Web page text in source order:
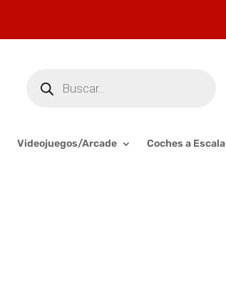
productos
Videojuegos/Arcade Coches a Escala